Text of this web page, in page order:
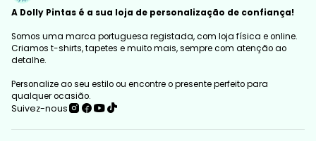
A Dolly Pintas é a sua loja de personalização de confiança!
Somos uma marca portuguesa registada, com loja física e online.
Criamos t-shirts, tapetes e muito mais, sempre com atenção ao
detalhe.
Personalize ao seu estilo ou encontre o presente perfeito para
qualquer ocasião.
Suivez-nous